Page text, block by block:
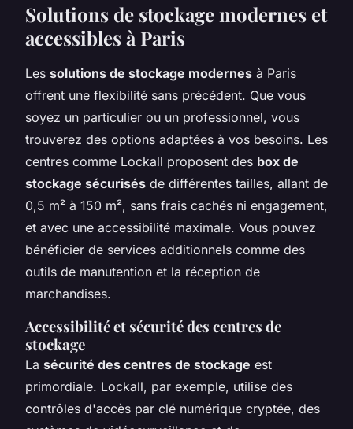
Solutions de stockage modernes et
accessibles à Paris
Les solutions de stockage modernes à Paris
offrent une flexibilité sans précédent. Que vous
soyez un particulier ou un professionnel, vous
trouverez des options adaptées à vos besoins. Les
centres comme Lockall proposent des box de
stockage sécurisés de différentes tailles, allant de
0,5 m² à 150 m², sans frais cachés ni engagement,
et avec une accessibilité maximale. Vous pouvez
bénéficier de services additionnels comme des
outils de manutention et la réception de
marchandises.
Accessibilité et sécurité des centres de
stockage
La sécurité des centres de stockage est
primordiale. Lockall, par exemple, utilise des
contrôles d'accès par clé numérique cryptée, des